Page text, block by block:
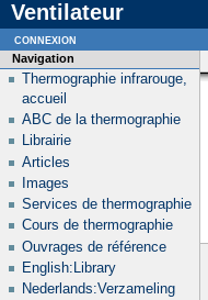
Ventilateur
Navigation
Thermographie infrarouge,
accueil
ABC de la thermographie
Librairie
Articles
Images
Services de thermographie
Cours de thermographie
Ouvrages de référence
English:Library
Nederlands:Verzameling
connexion